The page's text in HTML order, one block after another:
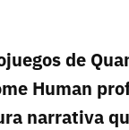
de
Human
narrativa